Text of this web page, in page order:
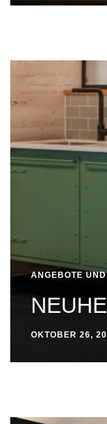
ANGEBOTE
OKTOBER 26,